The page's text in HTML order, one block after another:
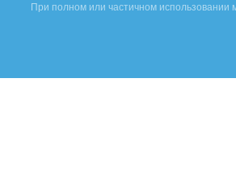
При полном или частичном использовании